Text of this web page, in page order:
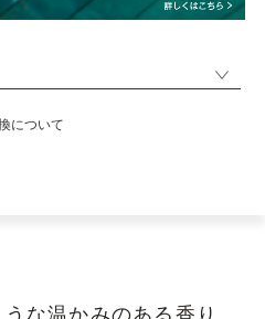
について
うな温かみのある香り